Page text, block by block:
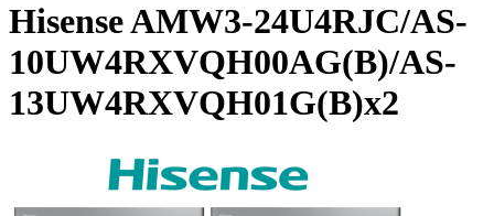
Hisense AMW3-24U4RJC/AS-
10UW4RXVQH00AG(B)/AS-
13UW4RXVQH01G(B)x2